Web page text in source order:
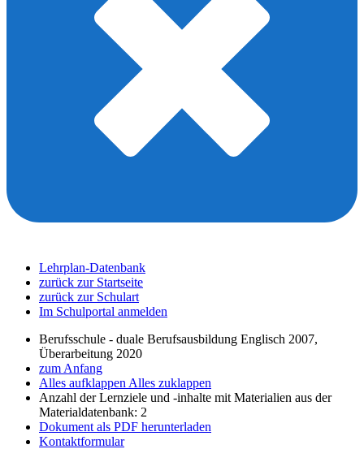
Lehrplan-Datenbank
zurück zur Startseite
zurück zur Schulart
Im Schulportal anmelden
Berufsschule - duale Berufsausbildung Englisch 2007,
Überarbeitung 2020
zum Anfang
Alles aufklappen Alles zuklappen
Anzahl der Lernziele und -inhalte mit Materialien aus der
Materialdatenbank: 2
Dokument als PDF herunterladen
Kontaktformular